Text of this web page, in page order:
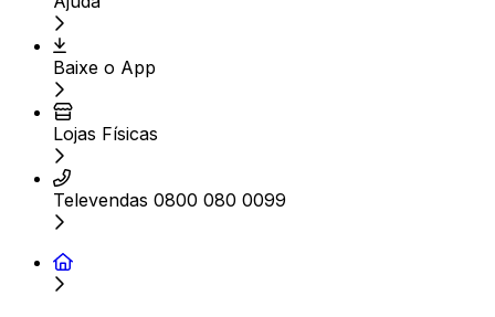
Baixe o App
Lojas Físicas
Televendas 0800 080 0099